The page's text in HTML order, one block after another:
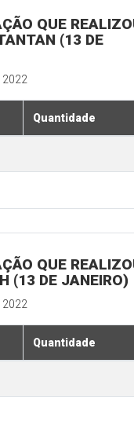
QUE
(13 DE
2022
Quantidade
QUE
(13 DE JANEIRO)
2022
Quantidade